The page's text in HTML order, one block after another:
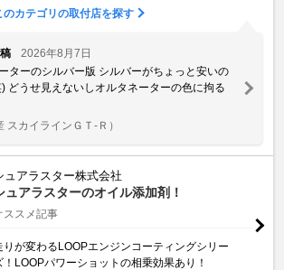
のカテゴリの取付店を探す
2026年8月7日
ターのシルバー版 シルバーがちょっと安いの
どうせ見えないしオルタネーターの色に拘る
スカイラインＧＴ‐Ｒ）
ュアラスター株式会社
ュアラスターのオイル添加剤！
ススメ記事
りが変わるLOOPエンジンコーティングシリー
！LOOPパワーショットの相乗効果あり！